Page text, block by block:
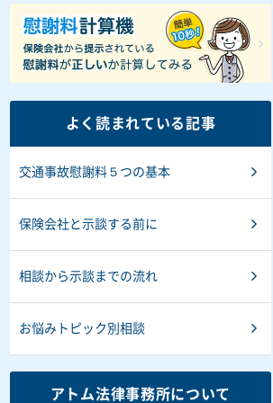
よく読まれている記事
交通事故慰謝料５つの基本
保険会社と示談する前に
相談から示談までの流れ
お悩みトピック別相談
アトム法律事務所について